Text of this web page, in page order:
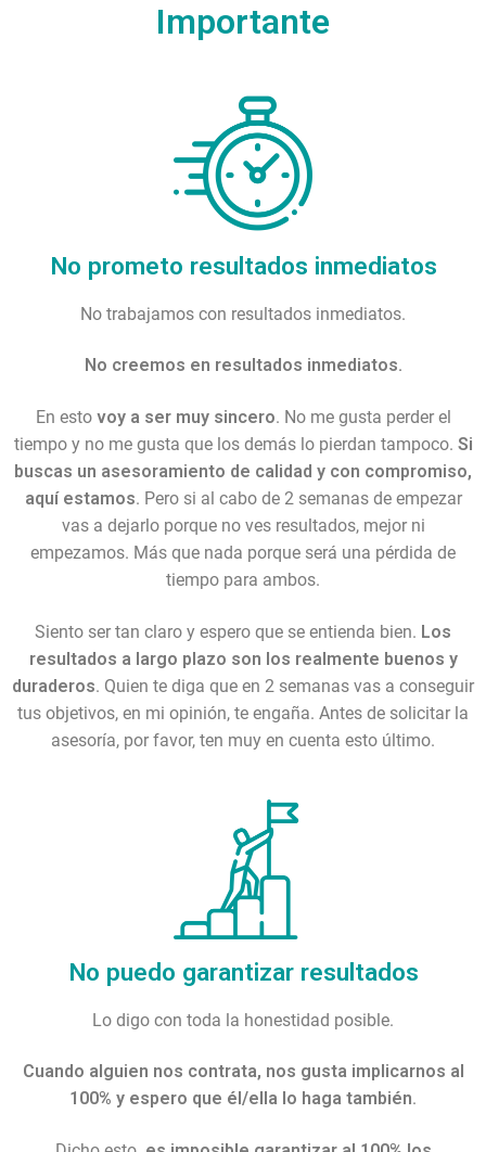
Importante
No prometo resultados inmediatos
No trabajamos con resultados inmediatos.
No creemos en resultados inmediatos.
En esto voy a ser muy sincero. No me gusta perder el
tiempo y no me gusta que los demás lo pierdan tampoco. Si
buscas un asesoramiento de calidad y con compromiso,
aquí estamos. Pero si al cabo de 2 semanas de empezar
vas a dejarlo porque no ves resultados, mejor ni
empezamos. Más que nada porque será una pérdida de
tiempo para ambos.
Siento ser tan claro y espero que se entienda bien. Los
resultados a largo plazo son los realmente buenos y
duraderos. Quien te diga que en 2 semanas vas a conseguir
tus objetivos, en mi opinión, te engaña. Antes de solicitar la
asesoría, por favor, ten muy en cuenta esto último.
No puedo garantizar resultados
Lo digo con toda la honestidad posible.
Cuando alguien nos contrata, nos gusta implicarnos al
100% y espero que él/ella lo haga también.